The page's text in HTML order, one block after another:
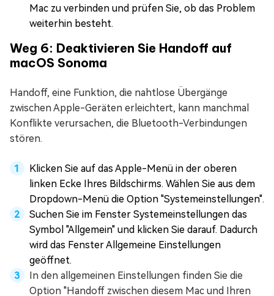
Mac zu verbinden und prüfen Sie, ob das Problem
weiterhin besteht.
Weg 6: Deaktivieren Sie Handoff auf
macOS Sonoma
Handoff, eine Funktion, die nahtlose Übergänge
zwischen Apple-Geräten erleichtert, kann manchmal
Konflikte verursachen, die Bluetooth-Verbindungen
stören.
Klicken Sie auf das Apple-Menü in der oberen
linken Ecke Ihres Bildschirms. Wählen Sie aus dem
Dropdown-Menü die Option "Systemeinstellungen".
Suchen Sie im Fenster Systemeinstellungen das
Symbol "Allgemein" und klicken Sie darauf. Dadurch
wird das Fenster Allgemeine Einstellungen
geöffnet.
In den allgemeinen Einstellungen finden Sie die
Option "Handoff zwischen diesem Mac und Ihren